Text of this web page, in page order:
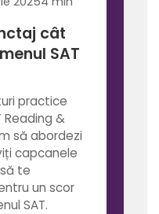
cât
SAT
practice
Reading &
să abordezi
capcanele
te
un scor
SAT.